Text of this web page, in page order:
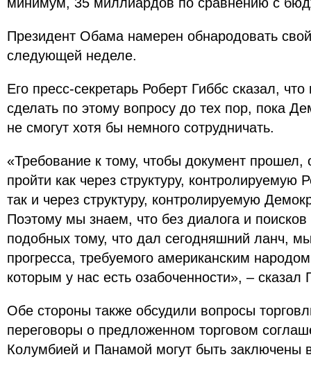
Президент Обама намерен обнародовать
следующей неделе.
Его пресс-секретарь Роберт Гиббс сказал, что
сделать по этому вопросу до тех пор, пока
не смогут хотя бы немного сотрудничать.
«Требование к тому, чтобы документ прошел,
пройти как через структуру, контролируемую
так и через структуру, контролируемую
Поэтому мы знаем, что без диалога и
подобных тому, что дал сегодняшний ланч,
прогресса, требуемого американским
которым у нас есть озабоченности», – сказал
Обе стороны также обсудили вопросы
переговоры о предложенном торговом
Колумбией и Панамой могут быть заключены